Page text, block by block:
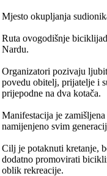
Mjesto okupljanja
Ruta ovogodišnje
Nardu.
Organizatori pozivaju
povedu obitelj, prijatelje i
prijepodne na dva kotača.
Manifestacija je
namijenjeno svim
Cilj je potaknuti kretanje,
dodatno promovirati
oblik rekreacije.